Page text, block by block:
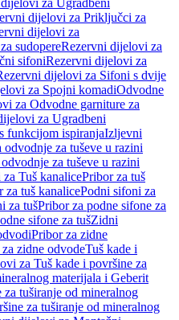
za Ugradbeni
dijelovi za Priključci za
dijelovi za
sudopereRezervni dijelovi za
sifoniRezervni dijelovi za
dijelovi za Sifoni s dvije
za Spojni komadiOdvodne
za Odvodne garniture za
za Ugradbeni
funkcijom ispiranjaIzljevni
odvodnje za tuševe u razini
za tuševe u razini
Tuš kanalicePribor za tuš
za tuš kanalicePodni sifoni za
za tušPribor za podne sifone za
sifone za tušZidni
Pribor za zidne
zidne odvodeTuš kade i
za Tuš kade i površine za
materijala i Geberit
za tuširanje od mineralnog
za tuširanje od mineralnog